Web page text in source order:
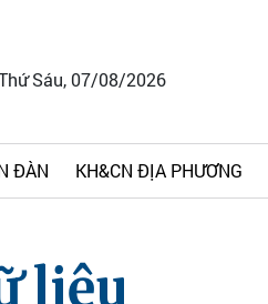
Sáu, 07/08/2026
ĐÀN KH&CN ĐỊA PHƯƠNG
liệu